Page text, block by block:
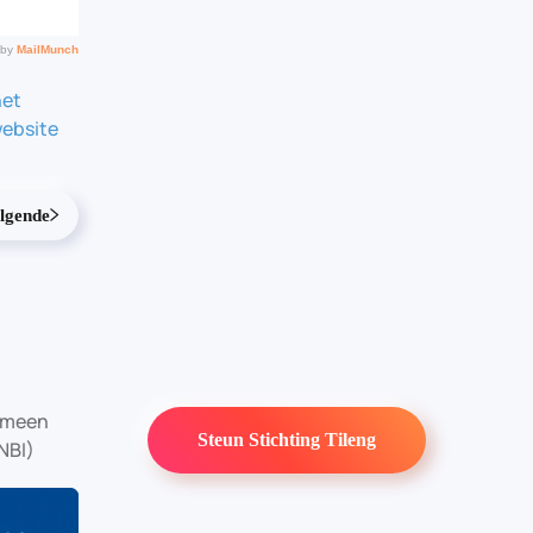
Steun Stichting Tileng